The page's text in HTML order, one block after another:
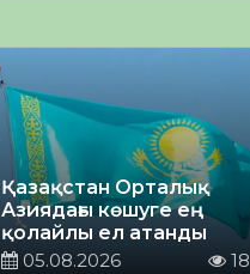
Қазақстан Орталық
Азиядағы көшуге ең
қолайлы ел атанды
05.08.2026
18